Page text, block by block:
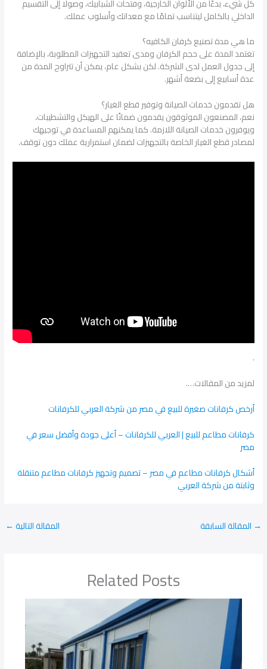
كل شيء، بدءًا من الألوان الخارجية، وفتحات الشبابيك، وصولًا إلى التقسيم
الداخلي بالكامل ليتناسب تمامًا مع معداتك وأسلوب عملك.
ما هي مدة تصنيع كرفان الكافيه؟
تعتمد المدة على حجم الكرفان ومدى تعقيد التجهيزات المطلوبة، بالإضافة
إلى جدول العمل لدى الشركة. لكن بشكل عام، يمكن أن تتراوح المدة من
عدة أسابيع إلى بضعة أشهر.
هل تقدمون خدمات الصيانة وتوفير قطع الغيار؟
نعم، المصنعون الموثوقون يقدمون ضمانًا على الهيكل والتشطيبات،
ويوفرون خدمات الصيانة اللازمة. كما يمكنهم المساعدة في توجيهك
لمصادر قطع الغيار الخاصة بالتجهيزات لضمان استمرارية عملك دون توقف.
.
لمزيد من المقالات….
أرخص كرفانات صغيرة للبيع في مصر من شركة العربي للكرفانات
كرفانات مطاعم للبيع | العربي للكرفانات – أعلى جودة وأفضل سعر في
مصر
أشكال كرفانات مطاعم في مصر – تصميم وتجهيز كرفانات مطاعم متنقلة
وثابتة من شركة العربي
→ المقالة السابقة المقالة التالية←
Related Posts